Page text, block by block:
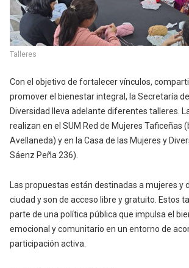
Talleres
Con el objetivo de fortalecer vínculos,
promover el bienestar integral, la Secretaría
Diversidad lleva adelante diferentes talleres.
realizan en el SUM Red de Mujeres Taficeñas
Avellaneda) y en la Casa de las Mujeres y
Sáenz Peña 236).
Las propuestas están destinadas a mujeres y
ciudad y son de acceso libre y gratuito. Estos
parte de una política pública que impulsa el
emocional y comunitario en un entorno de
participación activa.